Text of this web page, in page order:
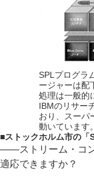
SPLプログラ
ージャーは配
処理は一般的
IBMのリサー
おり、スーパ
動いています。
■ストックホルム市の
――ストリーム・コ
適応できますか？